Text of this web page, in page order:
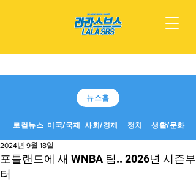
뉴스홈
로컬뉴스 미국/국제 사회/경제 정치 생활/문화
포틀랜드에 새 WNBA 팀.. 2026년 시즌부
터
2024년 9월 18일